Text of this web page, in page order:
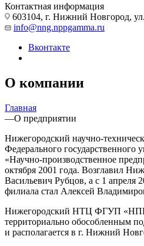
Контактная информация
603104, г. Нижний Новгород,
info@nng.nppgamma.ru
Вконтакте
О компании
Главная
—О предприятии
Нижегородский научно-
Федерального государственного
«Научно-производственное
октября 2001 года. Возглавил
Васильевич Рубцов, а с 1 апреля
филиала стал Алексей
Нижегородский НТЦ ФГУП «НПП
территориально обособленным
и располагается в г. Нижний